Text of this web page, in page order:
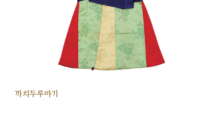
까치두루마기